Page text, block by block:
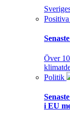
Över
Politik
i EU